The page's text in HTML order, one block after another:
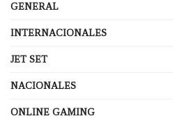
GENERAL
INTERNACIONALES
JET SET
NACIONALES
ONLINE GAMING